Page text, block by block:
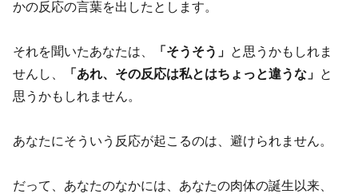
かの反応の言葉を出したとします。
それを聞いたあなたは、 「そうそう」 と思うかもしれま
せんし、
「あれ、その反応は私とはちょっと違うな」 と
思うかもしれません。
あなたにそういう反応が起こるのは、避けられません。
だって、あなたのなかには、あなたの肉体の誕生以来、